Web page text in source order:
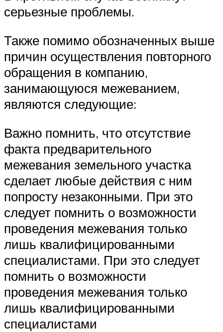
серьезные проблемы.
Также помимо обозначенных выше
причин осуществления повторного
обращения в компанию,
занимающуюся межеванием,
являются следующие:
Важно помнить, что отсутствие
факта предварительного
межевания земельного участка
сделает любые действия с ним
попросту незаконными. При это
следует помнить о возможности
проведения межевания только
лишь квалифицированными
специалистами. При это следует
помнить о возможности
проведения межевания только
лишь квалифицированными
специалистами